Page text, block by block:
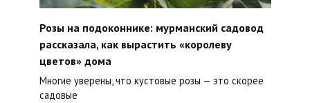
Розы на подоконнике: мурманский садовод
рассказала, как вырастить «королеву
цветов» дома
Многие уверены, что кустовые розы — это скорее
садовые